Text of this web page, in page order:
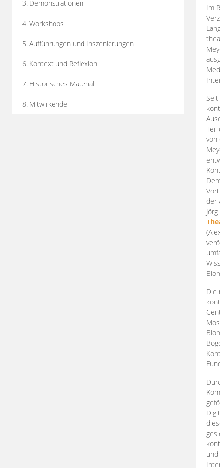
3. Demonstrationen
4. Workshops
5. Aufführungen und Inszenierungen
6. Kontext und Reflexion
7. Historisches Material
8. Mitwirkende
Im
Teil
von
der
Die